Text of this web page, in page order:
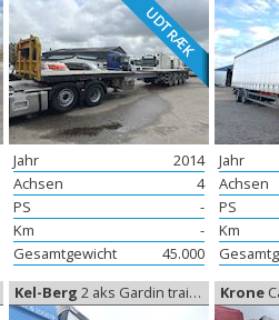
UDTRÆK
Jahr
2014
Achsen
4
PS
-
Km
-
Gesamtgewicht
45.000
Jahr
Achsen
PS
Km
Kel-Berg 2 aks Gardin trailer, Gardine Krone